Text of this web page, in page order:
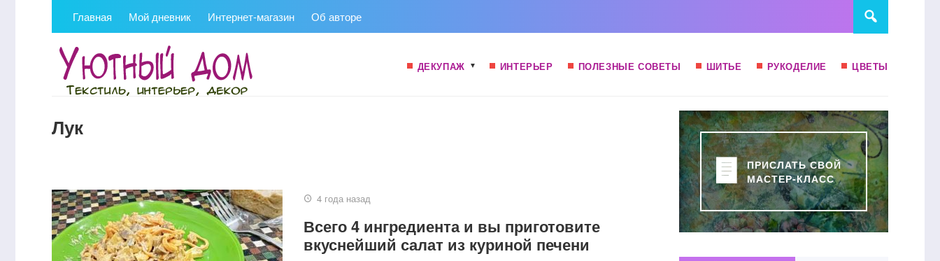
Главная Мой дневник Интернет-магазин Об авторе
ДЕКУПАЖ ИНТЕРЬЕР ПОЛЕЗНЫЕ СОВЕТЫ ШИТЬЕ РУКОДЕЛИЕ ЦВЕТЫ
Лук
4 года назад
Всего 4 ингредиента и вы приготовите
вкуснейший салат из куриной печени
ПРИСЛАТЬ СВОЙ
МАСТЕР-КЛАСС